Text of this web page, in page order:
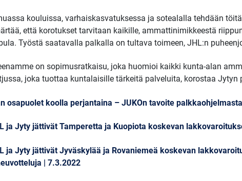
kouluissa, varhaiskasvatuksessa ja sotealalla tehdään
että korotukset tarvitaan kaikille, ammattinimikkeestä
Työstä saatavalla palkalla on tultava toimeen, JHL:n
on sopimusratkaisu, joka huomioi kaikki kunta-alan
joka tuottaa kuntalaisille tärkeitä palveluita, korostaa Jytyn
osapuolet koolla perjantaina – JUKOn tavoite
ja Jyty jättivät Tamperetta ja Kuopiota koskevan
ja Jyty jättivät Jyväskylää ja Rovaniemeä koskevan
| 7.3.2022